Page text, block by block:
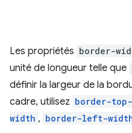
Les propriétés border-
unité de longueur telle que
définir la largeur de la
cadre, utilisez border-
width , border-left-